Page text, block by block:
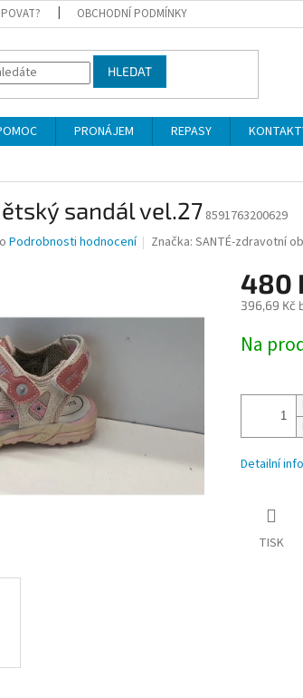
OBCHODNÍ PODMÍNKY
HLEDAT
PRONÁJEM REPASY
sandál vel.27 8591763200629
Podrobnosti hodnocení Značka:SANTÉ-zdravotní
480
396,69 Kč
cena:
Na
Detailní
TISK